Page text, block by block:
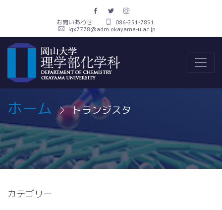
お問いあわせ
086-251-7851
igx7778@adm.okayama-u.ac.jp
ホーム トランジスタ
カテゴリー